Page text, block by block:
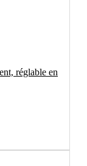
réglable en